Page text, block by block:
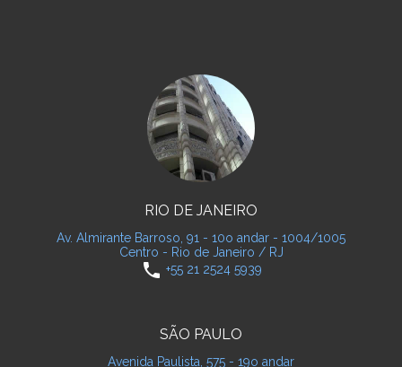
RIO DE JANEIRO
Av. Almirante Barroso, 91 - 10o andar - 1004/1005
Centro - Rio de Janeiro / RJ
phone +55 21 2524 5939
SÃO PAULO
Avenida Paulista, 575 - 19o andar